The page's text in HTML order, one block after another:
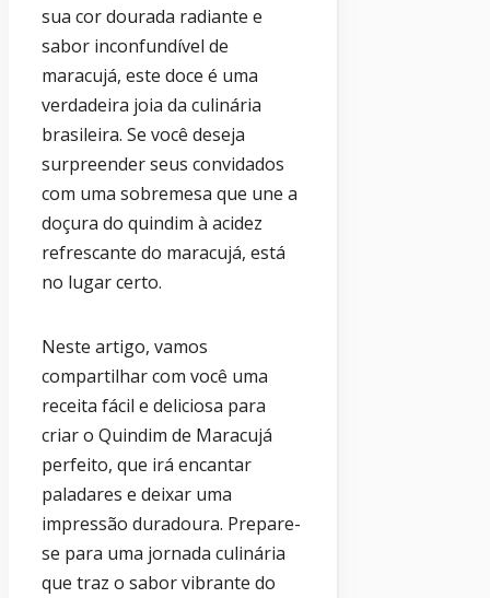
sua cor dourada radiante e
sabor inconfundível de
maracujá, este doce é uma
verdadeira joia da culinária
brasileira. Se você deseja
surpreender seus convidados
com uma sobremesa que une a
doçura do quindim à acidez
refrescante do maracujá, está
no lugar certo.
Neste artigo, vamos
compartilhar com você uma
receita fácil e deliciosa para
criar o Quindim de Maracujá
perfeito, que irá encantar
paladares e deixar uma
impressão duradoura. Prepare-
se para uma jornada culinária
que traz o sabor vibrante do